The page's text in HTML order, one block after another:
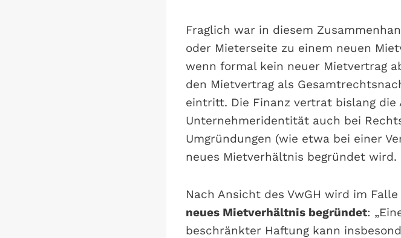
Fraglich war in diesem
oder Mieterseite zu einem neuen
wenn formal kein neuer Mietvertrag
den Mietvertrag als
eintritt. Die Finanz vertrat bislang die
Unternehmeridentität auch bei
Umgründungen (wie etwa bei einer
neues Mietverhältnis begründet wird.
Nach Ansicht des VwGH wird im
neues Mietverhältnis begründet:
beschränkter Haftung kann